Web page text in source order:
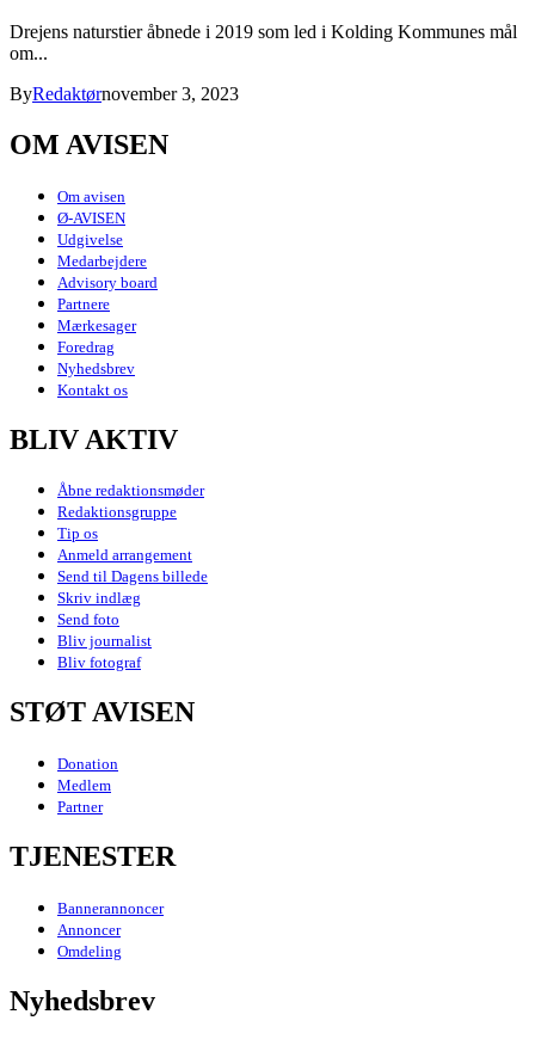
Drejens naturstier åbnede i 2019 som led i Kolding Kommunes mål
om...
ByRedaktørnovember 3, 2023
OM AVISEN
Om avisen
Ø-AVISEN
Udgivelse
Medarbejdere
Advisory board
Partnere
Mærkesager
Foredrag
Nyhedsbrev
Kontakt os
BLIV AKTIV
Åbne redaktionsmøder
Redaktionsgruppe
Tip os
Anmeld arrangement
Send til Dagens billede
Skriv indlæg
Send foto
Bliv journalist
Bliv fotograf
STØT AVISEN
Donation
Medlem
Partner
TJENESTER
Bannerannoncer
Annoncer
Omdeling
Nyhedsbrev